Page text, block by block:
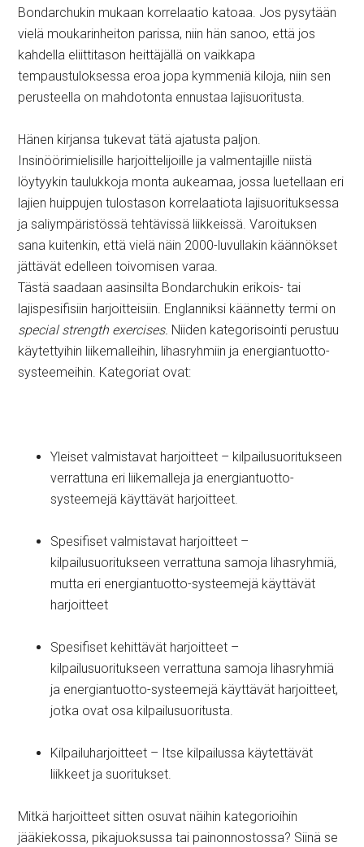
Bondarchukin mukaan korrelaatio katoaa. Jos pysytään
vielä moukarinheiton parissa, niin hän sanoo, että jos
kahdella eliittitason heittäjällä on vaikkapa
tempaustuloksessa eroa jopa kymmeniä kiloja, niin sen
perusteella on mahdotonta ennustaa lajisuoritusta.
Hänen kirjansa tukevat tätä ajatusta paljon.
Insinöörimielisille harjoittelijoille ja valmentajille niistä
löytyykin taulukkoja monta aukeamaa, jossa luetellaan eri
lajien huippujen tulostason korrelaatiota lajisuorituksessa
ja saliympäristössä tehtävissä liikkeissä. Varoituksen
sana kuitenkin, että vielä näin 2000-luvullakin käännökset
jättävät edelleen toivomisen varaa.
Tästä saadaan aasinsilta Bondarchukin erikois- tai
lajispesifisiin harjoitteisiin. Englanniksi käännetty termi on
special strength exercises. Niiden kategorisointi perustuu
käytettyihin liikemalleihin, lihasryhmiin ja energiantuotto-
systeemeihin. Kategoriat ovat:
Yleiset valmistavat harjoitteet – kilpailusuoritukseen
verrattuna eri liikemalleja ja energiantuotto-
systeemejä käyttävät harjoitteet.
Spesifiset valmistavat harjoitteet –
kilpailusuoritukseen verrattuna samoja lihasryhmiä,
mutta eri energiantuotto-systeemejä käyttävät
harjoitteet
Spesifiset kehittävät harjoitteet –
kilpailusuoritukseen verrattuna samoja lihasryhmiä
ja energiantuotto-systeemejä käyttävät harjoitteet,
jotka ovat osa kilpailusuoritusta.
Kilpailuharjoitteet – Itse kilpailussa käytettävät
liikkeet ja suoritukset.
Mitkä harjoitteet sitten osuvat näihin kategorioihin
jääkiekossa, pikajuoksussa tai painonnostossa? Siinä se